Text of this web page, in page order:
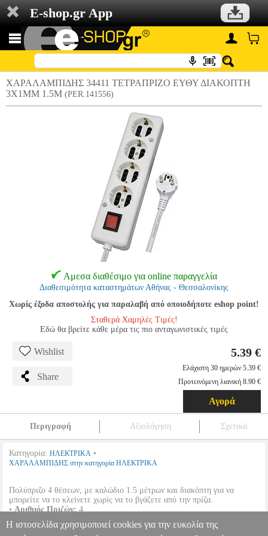
E-shop.gr App
ΧΑΡΑΛΑMΠΙΔΗΣ 34411 ΤΕΤΡΑΠΡΙΖΟ ΕΥΘΥ ΔΙΑΚΟΠΤΗ
3Χ1MM 1.5M (PER.141556)
Αμεσα διαθέσιμο για online παραγγελία
Διαθεσιμότητα καταστημάτων Αθήνας - Θεσσαλονίκης
Χωρίς έξοδα αποστολής για παραλαβή από οποιοδήποτε eshop point!
Σταθερά Χαμηλές Τιμές!
Εδώ θα βρείτε κάθε μέρα τις πιο ανταγωνιστικές τιμές
Wishlist
Share
5.39 €
Ελάχιστη 30 ημερών 5.39 €
Προτεινόμενη λιανική 8.90 €
Αγορά
Περιγραφή Αξιολόγηση Σχετικά
Κατηγορία: ΗΛΕΚΤΡΙΚΑ •
ΧΑΡΑΛΑΜΠΙΔΗΣ στην κατηγορία ΗΛΕΚΤΡΙΚΑ
Πολύπριζο 4 θέσεων, με καλώδιο 1.5 μέτρων και διακόπτη για να
μπορείτε να το κλείνετε χωρίς να το βγάζετε από την πρίζα.
•Αριθμός Πριζών:4.
•
Μήκος Καλωδίου:
• Χρώμα:Λευκό.
Η ιστοσελίδα χρησιμοποιεί cookies για την ευκολία της